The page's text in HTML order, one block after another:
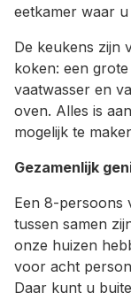
eetkamer waar
De keukens zijn
koken: een
vaatwasser en
oven. Alles is
mogelijk te
Gezamenlijk
Een 8-persoons
tussen samen
onze huizen
voor acht
Daar kunt u